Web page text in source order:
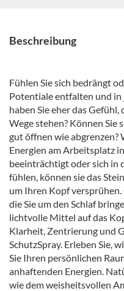
Beschreibung
Fühlen Sie sich bedrängt
Potentiale entfalten und
haben Sie eher das Gefühl,
Wege stehen? Können Sie
gut öffnen wie abgrenzen?
Energien am Arbeitsplatz
beeinträchtigt oder sich in
fühlen, können sie das
um Ihren Kopf versprühen.
die Sie um den Schlaf
lichtvolle Mittel auf das
Klarheit, Zentrierung und
SchutzSpray. Erleben Sie,
Sie Ihren persönlichen
anhaftenden Energien.
wie dem weisheitsvollen